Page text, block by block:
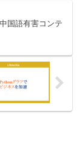
国語有害コンテ